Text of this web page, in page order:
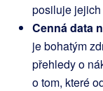
posiluje
Cenná data
je bohatým
přehledy o
o tom, které